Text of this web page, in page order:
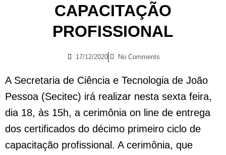
CAPACITAÇÃO
PROFISSIONAL
17/12/2020 No Comments
A Secretaria de Ciência e Tecnologia de João
Pessoa (Secitec) irá realizar nesta sexta feira,
dia 18, às 15h, a cerimônia on line de entrega
dos certificados do décimo primeiro ciclo de
capacitação profissional. A cerimônia, que